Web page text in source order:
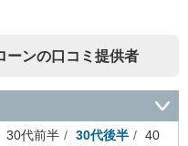
ーンの口コミ提供者
30代前半 30代後半
40